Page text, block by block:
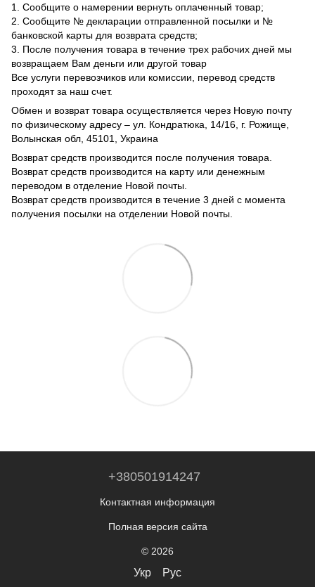
1. Сообщите о намерении вернуть оплаченный товар;
2. Сообщите № декларации отправленной посылки и №
банковской карты для возврата средств;
3. После получения товара в течение трех рабочих дней мы
возвращаем Вам деньги или другой товар
Все услуги перевозчиков или комиссии, перевод средств
проходят за наш счет.
Обмен и возврат товара осуществляется через Новую почту
по физическому адресу – ул. Кондратюка, 14/16, г. Рожище,
Волынская обл, 45101, Украина
Возврат средств производится после получения товара.
Возврат средств производится на карту или денежным
переводом в отделение Новой почты.
Возврат средств производится в течение 3 дней с момента
получения посылки на отделении Новой почты.
+380501914247
Контактная информация
Полная версия сайта
© 2026
Укр Рус